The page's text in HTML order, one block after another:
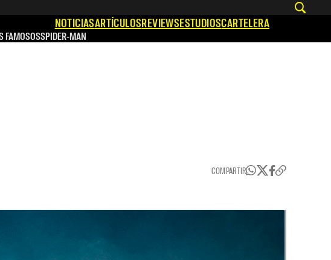
NOTICIASARTÍCULOSREVIEWSESTUDIOSCARTELERA
FAMOSOSSPIDER-MAN
COMPARTIR